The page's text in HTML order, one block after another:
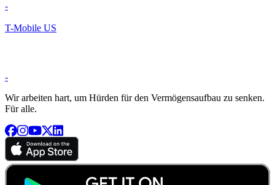
-
T-Mobile US
-
Wir arbeiten hart, um Hürden für den Vermögensaufbau zu senken.
Für alle.